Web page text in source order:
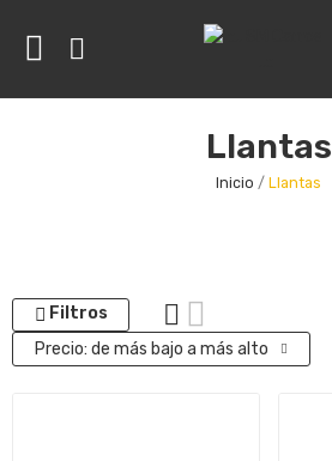
Llantas
Inicio Llantas
Filtros
Precio: de más bajo a más alto